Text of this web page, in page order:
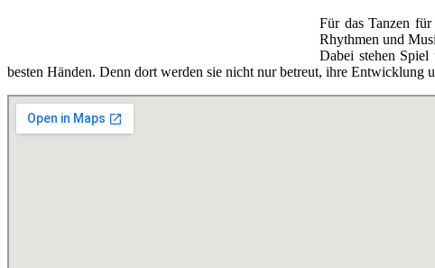
Für das Tanzen
Rhythmen und
Dabei stehen
besten Händen. Denn dort werden sie nicht nur betreut, ihre Entwicklung